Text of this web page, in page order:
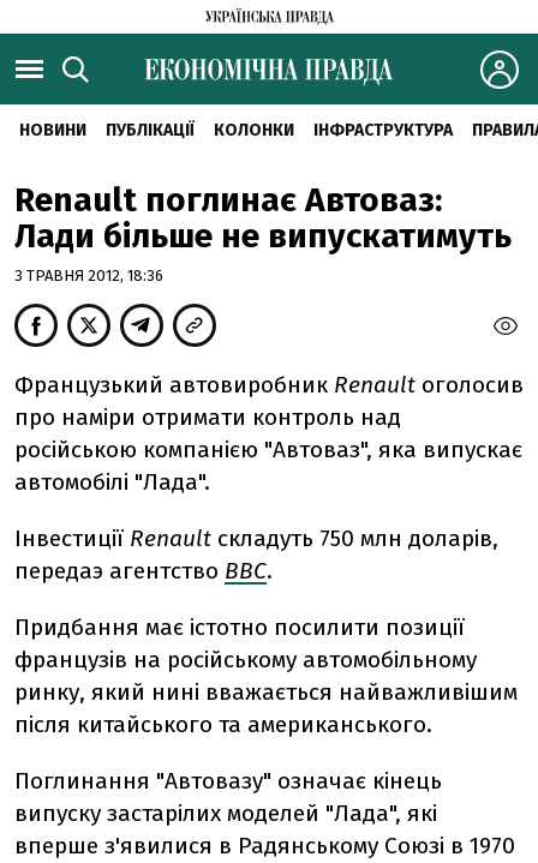
НОВИНИ ПУБЛІКАЦІЇ КОЛОНКИ ІНФРАСТРУКТУРА
Renault поглинає Автоваз:
Лади більше не випускатимуть
3 ТРАВНЯ 2012, 18:36
Французький автовиробник Renault оголосив
про наміри отримати контроль над
російською компанією "Автоваз", яка випускає
автомобілі "Лада".
Інвестиції Renault складуть 750 млн доларів,
передаэ агентство ВВС.
Придбання має істотно посилити позиції
французів на російському автомобільному
ринку, який нині вважається найважливішим
після китайського та американського.
Поглинання "Автовазу" означає кінець
випуску застарілих моделей "Лада", які
вперше з'явилися в Радянському Союзі в 1970